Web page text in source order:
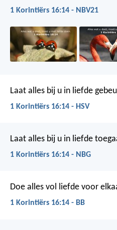
1 Korintiërs 16:14 - NBV21
Laat alles bij u in liefde
1 Korintiërs 16:14 - HSV
Laat alles bij u in liefde
1 Korintiërs 16:14 - NBG
Doe alles vol liefde voor
1 Korintiërs 16:14 - BB